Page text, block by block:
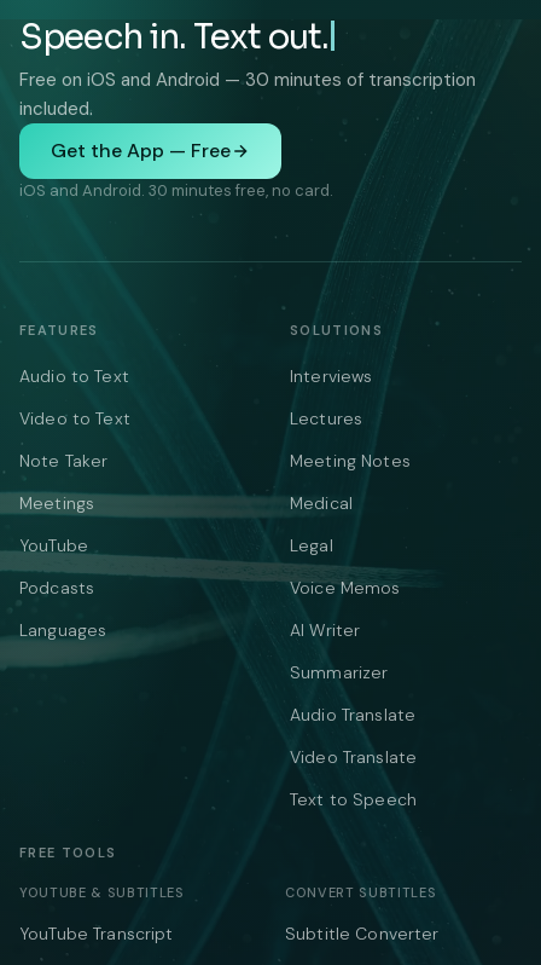
Speech in. Text out.
Free on iOS and Android — 30 minutes of transcription
included.
Get the App — Free
iOS and Android. 30 minutes free, no card.
FEATURES
Audio to Text
Video to Text
Note Taker
Meetings
YouTube
Podcasts
Languages
SOLUTIONS
Interviews
Lectures
Meeting Notes
Medical
Legal
Voice Memos
AI Writer
Summarizer
Audio Translate
Video Translate
Text to Speech
FREE TOOLS
YOUTUBE & SUBTITLES
YouTube Transcript
CONVERT SUBTITLES
Subtitle Converter